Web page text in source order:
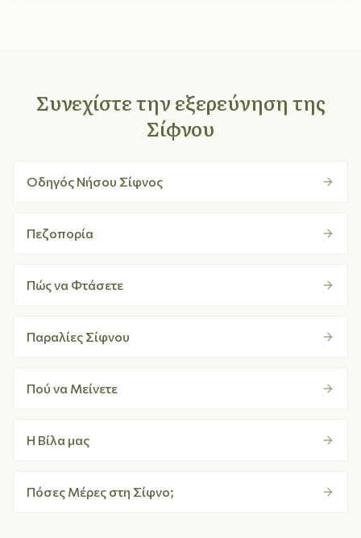
Συνεχίστε την εξερεύνηση της
Σίφνου
Οδηγός Νήσου Σίφνος
Πεζοπορία
Πώς να Φτάσετε
Παραλίες Σίφνου
Πού να Μείνετε
Η Βίλα μας
Πόσες Μέρες στη Σίφνο;